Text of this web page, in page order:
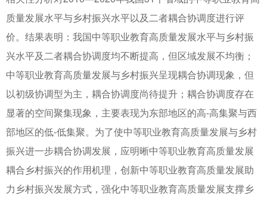
质量发展水平与乡村振兴水平以及二者耦合协调度进行评
价。结果表明：我国中等职业教育高质量发展水平与乡村振
兴水平及二者耦合协调度均不断提高，但区域发展不均衡；
中等职业教育高质量发展与乡村振兴呈现耦合协调现象，但
以初级协调型为主，耦合协调度尚待提升；耦合协调度存在
显著的空间聚集现象，主要表现为东部地区的高-高集聚与西
部地区的低-低集聚。为了使中等职业教育高质量发展与乡村
振兴进一步耦合协调发展，应明晰中等职业教育高质量发展
耦合乡村振兴的作用机理，创新中等职业教育高质量发展助
力乡村振兴发展方式，强化中等职业教育高质量发展支撑乡